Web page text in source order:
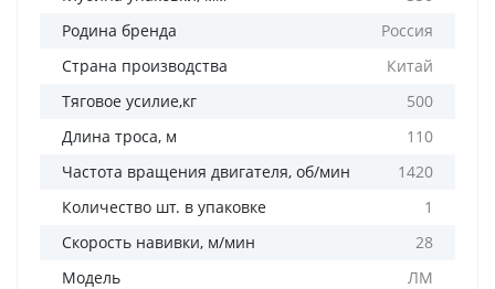
Родина бренда
Россия
Страна производства
Китай
Тяговое усилие,кг
500
Длина троса, м
110
Частота вращения двигателя, об/мин
1420
Количество шт. в упаковке
1
Скорость навивки, м/мин
28
Модель
ЛМ